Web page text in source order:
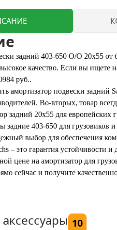
задний 403-650 О/О 20х55 от
качество. Если вы ищете
руб..
амортизатор подвески задний
Во-вторых, товар
задний 20х55 для европейских
задние 403-650 для грузовиков
выбор для обеспечения
– это гарантия устойчивости и
цене на амортизатор для
сейчас и получите
10